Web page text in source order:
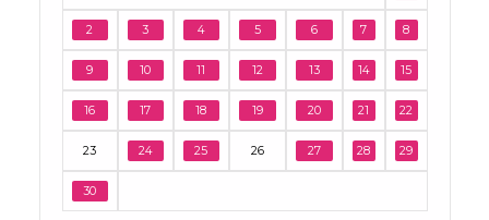
2 3 4 5 6 7 8
9 10 11 12 13 14 15
16 17 18 19 20 21 22
23 24 25 26 27 28 29
30